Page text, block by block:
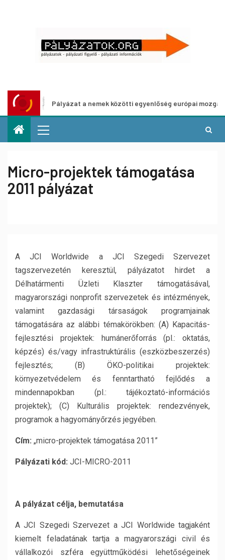
Pályázat a nemek közötti egyenlőség európai mozgalmainak
Micro-projektek támogatása
2011 pályázat
A JCI Worldwide a JCI Szegedi Szervezet
tagszervezetén keresztül, pályázatot hirdet a
Délhatármenti Üzleti Klaszter támogatásával,
magyarországi nonprofit szervezetek és intézmények,
valamint gazdasági társaságok programjainak
támogatására az alábbi témakörökben: (A) Kapacitás-
fejlesztési projektek: humánerőforrás (pl.: oktatás,
képzés) és/vagy infrastruktúrális (eszközbeszerzés)
fejlesztés; (B) ÖKO-politikai projektek:
környezetvédelem és fenntartható fejlődés a
mindennapokban (pl.: tájékoztató-információs
projektek); (C) Kulturális projektek: rendezvények,
programok a hagyományőrzés jegyében.
Cím: „micro-projektek támogatása 2011”
Pályázati kód: JCI-MICRO-2011
A pályázat célja, bemutatása
A JCI Szegedi Szervezet a JCI Worldwide tagjaként
kiemelt feladatának tartja a magyarországi civil és
vállalkozói szféra együttműködési lehetőségeinek